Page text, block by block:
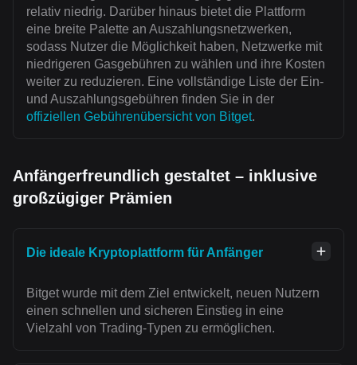
relativ niedrig. Darüber hinaus bietet die Plattform
eine breite Palette an Auszahlungsnetzwerken,
sodass Nutzer die Möglichkeit haben, Netzwerke mit
niedrigeren Gasgebühren zu wählen und ihre Kosten
weiter zu reduzieren. Eine vollständige Liste der Ein-
und Auszahlungsgebühren finden Sie in der
offiziellen Gebührenübersicht von Bitget.
Anfängerfreundlich gestaltet – inklusive
großzügiger Prämien
Die ideale Kryptoplattform für Anfänger
Bitget wurde mit dem Ziel entwickelt, neuen Nutzern
einen schnellen und sicheren Einstieg in eine
Vielzahl von Trading-Typen zu ermöglichen.